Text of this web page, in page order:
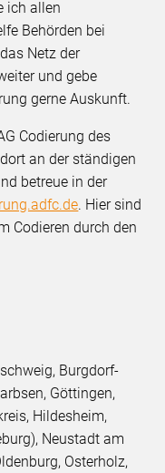
ich allen
Behörden bei
Netz der
und gebe
gerne Auskunft.
Codierung des
an der ständigen
betreue in der
. Hier sind
Codieren durch den
Burgdorf-
Göttingen,
Hildesheim,
Neustadt am
Osterholz,